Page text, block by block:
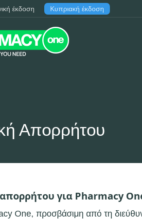
έκδοση Κυπριακή έκδοση
Απορρήτου
για Pharmacy
One, προσβάσιμη από τη